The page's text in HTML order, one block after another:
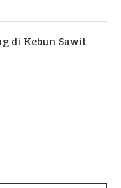
di Kebun Sawit